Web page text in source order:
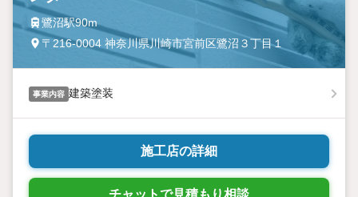
鷺沼駅90m
〒216-0004 神奈川県川崎市宮前区鷺沼３丁目１
事業内容 建築塗装
施工店の詳細